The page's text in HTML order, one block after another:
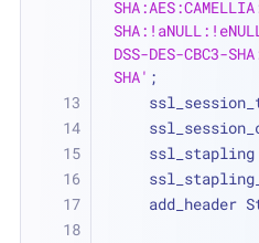
DSS-DES-CBC3-
SHA' ;